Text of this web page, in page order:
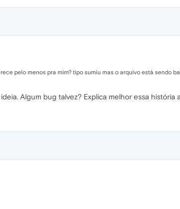
pelo menos pra mim? tipo sumiu mas o arquivo está sendo
Algum bug talvez? Explica melhor essa história